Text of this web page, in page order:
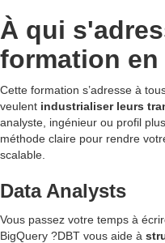
À qui
formation en
Cette formation s’adresse à
veulent industrialiser leurs
analyste, ingénieur ou profil
méthode claire pour rendre
scalable.
Data Analysts
Vous passez votre temps à
BigQuery ?DBT vous aide à